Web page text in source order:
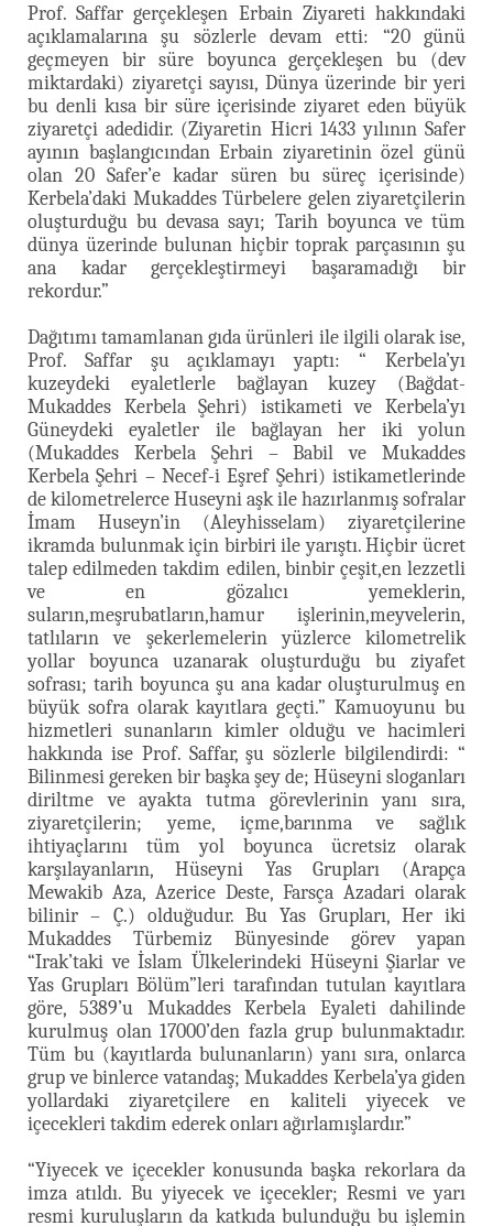
Prof. Saffar gerçekleşen Erbain Ziyareti hakkındaki
açıklamalarına şu sözlerle devam etti: “20 günü
geçmeyen bir süre boyunca gerçekleşen bu (dev
miktardaki) ziyaretçi sayısı, Dünya üzerinde bir yeri
bu denli kısa bir süre içerisinde ziyaret eden büyük
ziyaretçi adedidir. (Ziyaretin Hicri 1433 yılının Safer
ayının başlangıcından Erbain ziyaretinin özel günü
olan 20 Safer’e kadar süren bu süreç içerisinde)
Kerbela’daki Mukaddes Türbelere gelen ziyaretçilerin
oluşturduğu bu devasa sayı; Tarih boyunca ve tüm
dünya üzerinde bulunan hiçbir toprak parçasının şu
ana kadar gerçekleştirmeyi başaramadığı bir
rekordur.”
Dağıtımı tamamlanan gıda ürünleri ile ilgili olarak ise,
Prof. Saffar şu açıklamayı yaptı: “ Kerbela’yı
kuzeydeki eyaletlerle bağlayan kuzey (Bağdat-
Mukaddes Kerbela Şehri) istikameti ve Kerbela’yı
Güneydeki eyaletler ile bağlayan her iki yolun
(Mukaddes Kerbela Şehri – Babil ve Mukaddes
Kerbela Şehri – Necef-i Eşref Şehri) istikametlerinde
de kilometrelerce Huseyni aşk ile hazırlanmış sofralar
İmam Huseyn’in (Aleyhisselam) ziyaretçilerine
ikramda bulunmak için birbiri ile yarıştı. Hiçbir ücret
talep edilmeden takdim edilen, binbir çeşit,en lezzetli
ve en gözalıcı yemeklerin,
suların,meşrubatların,hamur işlerinin,meyvelerin,
tatlıların ve şekerlemelerin yüzlerce kilometrelik
yollar boyunca uzanarak oluşturduğu bu ziyafet
sofrası; tarih boyunca şu ana kadar oluşturulmuş en
büyük sofra olarak kayıtlara geçti.” Kamuoyunu bu
hizmetleri sunanların kimler olduğu ve hacimleri
hakkında ise Prof. Saffar, şu sözlerle bilgilendirdi: “
Bilinmesi gereken bir başka şey de; Hüseyni sloganları
diriltme ve ayakta tutma görevlerinin yanı sıra,
ziyaretçilerin; yeme, içme,barınma ve sağlık
ihtiyaçlarını tüm yol boyunca ücretsiz olarak
karşılayanların, Hüseyni Yas Grupları (Arapça
Mewakib Aza, Azerice Deste, Farsça Azadari olarak
bilinir – Ç.) olduğudur. Bu Yas Grupları, Her iki
Mukaddes Türbemiz Bünyesinde görev yapan
“Irak’taki ve İslam Ülkelerindeki Hüseyni Şiarlar ve
Yas Grupları Bölüm”leri tarafından tutulan kayıtlara
göre, 5389’u Mukaddes Kerbela Eyaleti dahilinde
kurulmuş olan 17000’den fazla grup bulunmaktadır.
Tüm bu (kayıtlarda bulunanların) yanı sıra, onlarca
grup ve binlerce vatandaş; Mukaddes Kerbela’ya giden
yollardaki ziyaretçilere en kaliteli yiyecek ve
içecekleri takdim ederek onları ağırlamışlardır.”
“Yiyecek ve içecekler konusunda başka rekorlara da
imza atıldı. Bu yiyecek ve içecekler; Resmi ve yarı
resmi kuruluşların da katkıda bulunduğu bu işlemin